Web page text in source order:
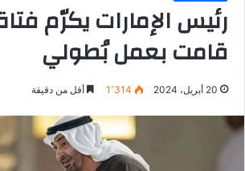
رئيس الإمارات يكرّم
قامت بعمل بُطولي
20 أبريل، 2024 1٬314 أقل من دقيقة